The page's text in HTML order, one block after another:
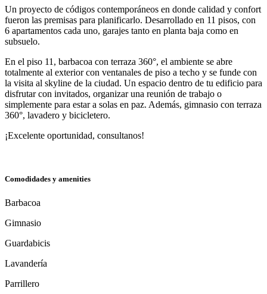
Un proyecto de códigos contemporáneos en donde calidad y confort
fueron las premisas para planificarlo. Desarrollado en 11 pisos, con
6 apartamentos cada uno, garajes tanto en planta baja como en
subsuelo.
En el piso 11, barbacoa con terraza 360°, el ambiente se abre
totalmente al exterior con ventanales de piso a techo y se funde con
la visita al skyline de la ciudad. Un espacio dentro de tu edificio para
disfrutar con invitados, organizar una reunión de trabajo o
simplemente para estar a solas en paz. Además, gimnasio con terraza
360°, lavadero y bicicletero.
¡Excelente oportunidad, consultanos!
Comodidades y amenities
Barbacoa
Gimnasio
Guardabicis
Lavandería
Parrillero